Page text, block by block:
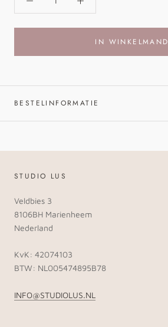
IN WINKELMAND
BESTELINFORMATIE
STUDIO LUS
Veldbies 3
8106BH Marienheem
Nederland
KvK: 42074103
BTW: NL005474895B78
INFO@STUDIOLUS.NL